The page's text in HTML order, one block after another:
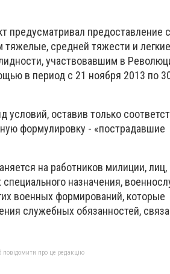
предусматривал предоставление
средней тяжести и легкие
участвовавшим в
в период с 21 ноября 2013 по
условий, оставив только
формулировку - «пострадавшие
на работников милиции, лиц,
назначения,
военных формирований, которые
служебных обязанностей,
повідомити про це редакцію